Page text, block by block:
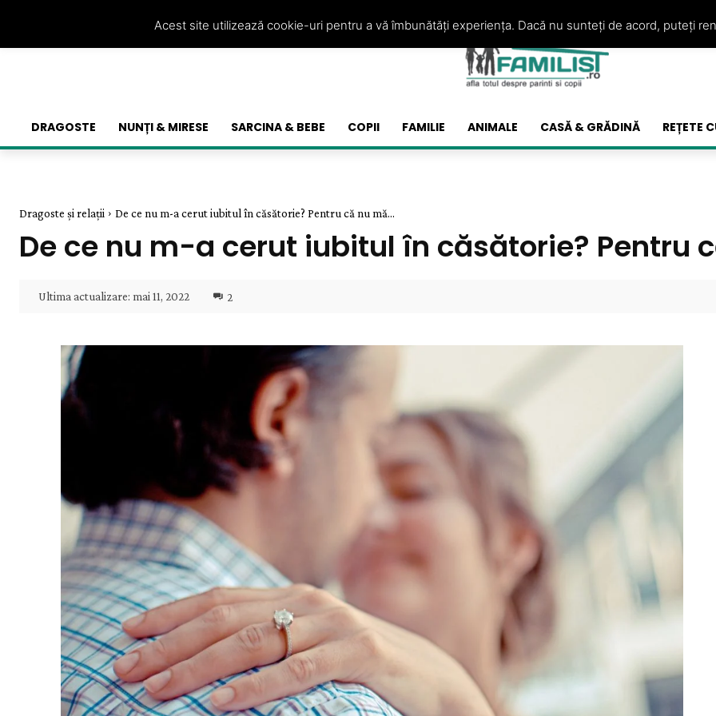
DRAGOSTE NUNȚI & MIRESE SARCINA & BEBE COPII FAMILIE ANIMALE CASĂ & GRĂDINĂ REȚETE
Dragoste și relații De ce nu m-a cerut iubitul în căsătorie? Pentru că nu mă...
De ce nu m-a cerut iubitul în căsătorie? Pentru
Ultima actualizare: mai 11, 2022 2
Acest site utilizează cookie-uri pentru a vă îmbunătăți experiența. Dacă nu sunteți de acord, puteți